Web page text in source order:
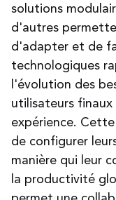
solutions
d'autres
d'adapter et de
technologiques
l'évolution des
utilisateurs finaux
expérience.
de configurer
manière qui leur
la productivité